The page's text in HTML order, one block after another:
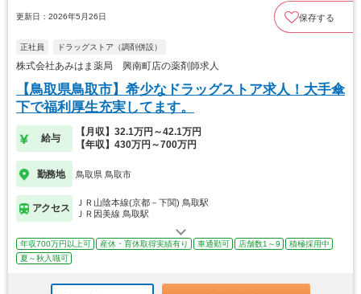
更新日：2026年5月26日 保存する
正社員 ドラッグストア（調剤併設）
株式会社あみはま薬局 興南町店の薬剤師求人
【鳥取県鳥取市】希少なドラッグストア求人！大手傘
下で福利厚生充実してます。
給与
【月収】32.1万円～42.1万円
【年収】430万円～700万円
勤務地 鳥取県 鳥取市
アクセス
ＪＲ山陰本線(京都－下関) 鳥取駅
ＪＲ因美線 鳥取駅
年収700万円以上可 産休・育休取得実績有り 車通勤可 店舗数1～9
積極採用中
夏～秋入職可